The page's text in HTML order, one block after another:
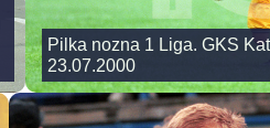
Pilka nozna 1 Liga. GKS
23.07.2000